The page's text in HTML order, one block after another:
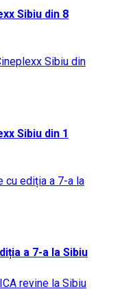
Sibiu din 8
Sibiu din 1
a 7-a la Sibiu